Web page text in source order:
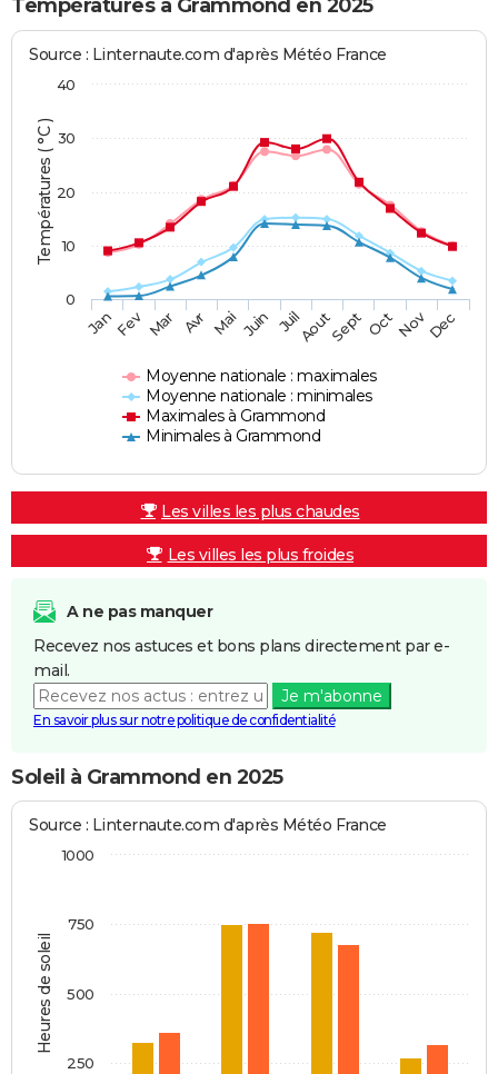
Températures à Grammond en 2025
Températures ( °C )
Source : Linternaute.com d'après Météo France
Moyenne nationale : maximales
Moyenne nationale : minimales
Maximales à Grammond
Minimales à Grammond
JanFev Mar Avr Mai Juin JuilAoutSept OctNovDec
0
10
20
30
40
Les villes les plus chaudes
Les villes les plus froides
A ne pas manquer
Recevez nos astuces et bons plans directement par e-
mail.
Je m'abonne
En savoir plus sur notre politique de confidentialité
Soleil à Grammond en 2025
Heures de soleil
Source : Linternaute.com d'après Météo France
250
500
750
1000